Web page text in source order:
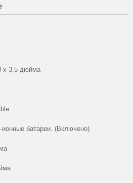
x 3,5 дюйма
батареи. (Включено)